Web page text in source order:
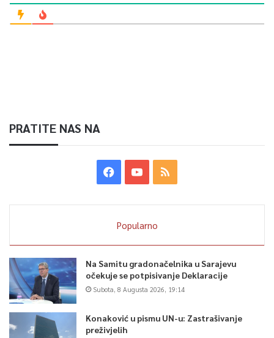
PRATITE NAS NA
Popularno
Na Samitu gradonačelnika u Sarajevu
očekuje se potpisivanje Deklaracije
Subota, 8 Augusta 2026, 19:14
Konaković u pismu UN-u: Zastrašivanje
preživjelih